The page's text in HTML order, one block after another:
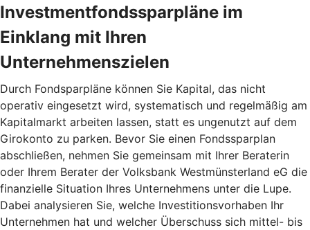
Investmentfondssparpläne im
Einklang mit Ihren
Unternehmenszielen
Durch Fondsparpläne können Sie Kapital, das nicht
operativ eingesetzt wird, systematisch und regelmäßig am
Kapitalmarkt arbeiten lassen, statt es ungenutzt auf dem
Girokonto zu parken. Bevor Sie einen Fondssparplan
abschließen, nehmen Sie gemeinsam mit Ihrer Beraterin
oder Ihrem Berater der Volksbank Westmünsterland eG die
finanzielle Situation Ihres Unternehmens unter die Lupe.
Dabei analysieren Sie, welche Investitionsvorhaben Ihr
Unternehmen hat und welcher Überschuss sich mittel- bis